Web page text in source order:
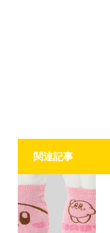
関連記事